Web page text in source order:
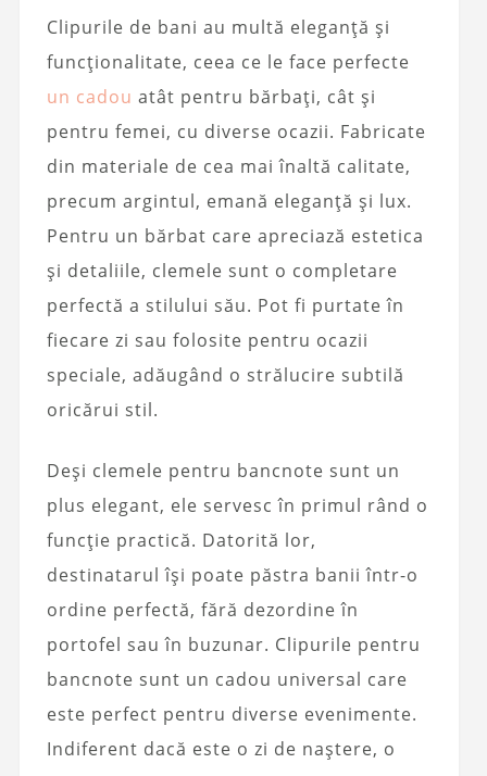
Clipurile de bani au multă eleganță și
funcționalitate, ceea ce le face perfecte
un cadou atât pentru bărbați, cât și
pentru femei, cu diverse ocazii. Fabricate
din materiale de cea mai înaltă calitate,
precum argintul, emană eleganță și lux.
Pentru un bărbat care apreciază estetica
și detaliile, clemele sunt o completare
perfectă a stilului său. Pot fi purtate în
fiecare zi sau folosite pentru ocazii
speciale, adăugând o strălucire subtilă
oricărui stil.
Deși clemele pentru bancnote sunt un
plus elegant, ele servesc în primul rând o
funcție practică. Datorită lor,
destinatarul își poate păstra banii într-o
ordine perfectă, fără dezordine în
portofel sau în buzunar. Clipurile pentru
bancnote sunt un cadou universal care
este perfect pentru diverse evenimente.
Indiferent dacă este o zi de naștere, o